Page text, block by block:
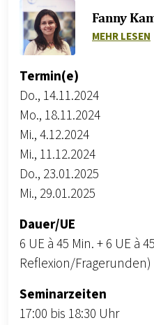
Fanny
MEHR LESEN
Termin(e)
Do., 14.11.2024
Mo., 18.11.2024
Mi., 4.12.2024
Mi., 11.12.2024
Do., 23.01.2025
Mi., 29.01.2025
Dauer/UE
6 UE à 45 Min. + 6 UE à
Reflexion/Fragerunden)
Seminarzeiten
17:00 bis 18:30 Uhr